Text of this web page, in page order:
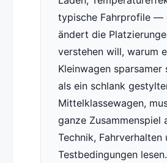
typische Fahrprofile —
ändert die
verstehen will, warum
Kleinwagen sparsamer
als ein schlank
Mittelklassewagen,
ganze Zusammenspiel
Technik, Fahrverhalten
Testbedingungen